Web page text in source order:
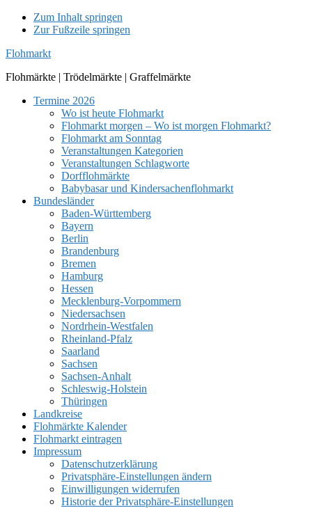
Zum Inhalt springen
Zur Fußzeile springen
Flohmarkt
Flohmärkte | Trödelmärkte | Graffelmärkte
Termine 2026
Wo ist heute Flohmarkt
Flohmarkt morgen – Wo ist morgen Flohmarkt?
Flohmarkt am Sonntag
Veranstaltungen Kategorien
Veranstaltungen Schlagworte
Dorfflohmärkte
Babybasar und Kindersachenflohmarkt
Bundesländer
Baden-Württemberg
Bayern
Berlin
Brandenburg
Bremen
Hamburg
Hessen
Mecklenburg-Vorpommern
Niedersachsen
Nordrhein-Westfalen
Rheinland-Pfalz
Saarland
Sachsen
Sachsen-Anhalt
Schleswig-Holstein
Thüringen
Landkreise
Flohmärkte Kalender
Flohmarkt eintragen
Impressum
Datenschutzerklärung
Privatsphäre-Einstellungen ändern
Einwilligungen widerrufen
Historie der Privatsphäre-Einstellungen